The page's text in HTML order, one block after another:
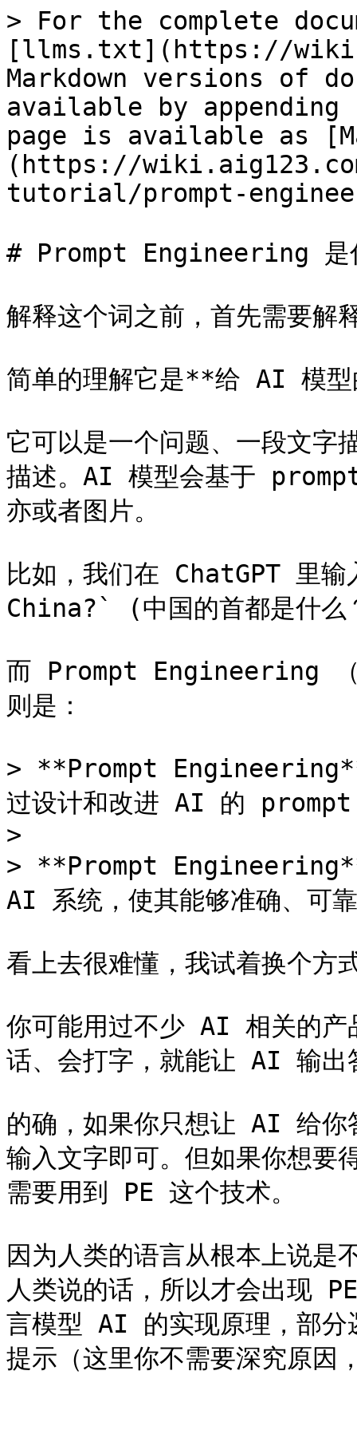
> For the complete
[llms.txt](https://
Markdown versions of
available by
page is available as
(https://
tutorial/prompt-
# Prompt Engineering 是
解释这个词之前，首先需要
简单的理解它是**给 AI 模
它可以是一个问题、一段文字
描述。AI 模型会基于
亦或者图片。
比如，我们在 ChatGPT
China?` (中国的首都是什
而 Prompt Engineering （
则是：
> **Prompt Engineering**
过设计和改进 AI 的
>
> **Prompt Engineering**
AI 系统，使其能够准确、可
看上去很难懂，我试着换个方
你可能用过不少 AI 相关的产
话、会打字，就能让 AI 输出
的确，如果你只想让 AI 给你
输入文字即可。但如果你想要
需要用到 PE 这个技术。
因为人类的语言从根本上说是
人类说的话，所以才会出现
言模型 AI 的实现原理，部